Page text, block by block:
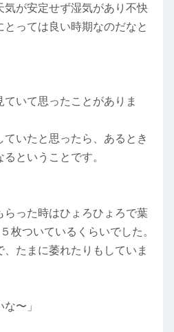
気が安定せず湿気があり不快
っては良い時期なのだなと
いて思ったことがありま
いたと思ったら、あるとき
ということです。
らった時はひょろひょろで葉
枚ついているくらいでした。
たまに萎れたりもしていま
〜」